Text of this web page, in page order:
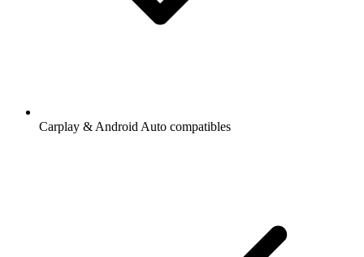
Carplay & Android Auto compatibles